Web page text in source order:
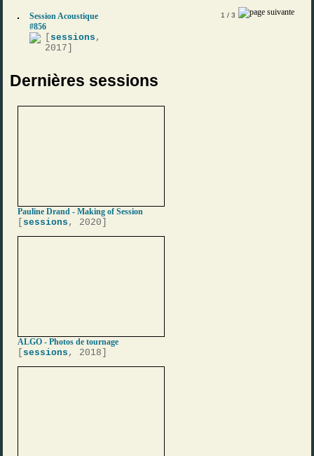
Session Acoustique
#856
sessions ,
2017]
1 / 3
Dernières sessions
Pauline Drand - Making of Session
sessions , 2020]
ALGO - Photos de tournage
sessions , 2018]